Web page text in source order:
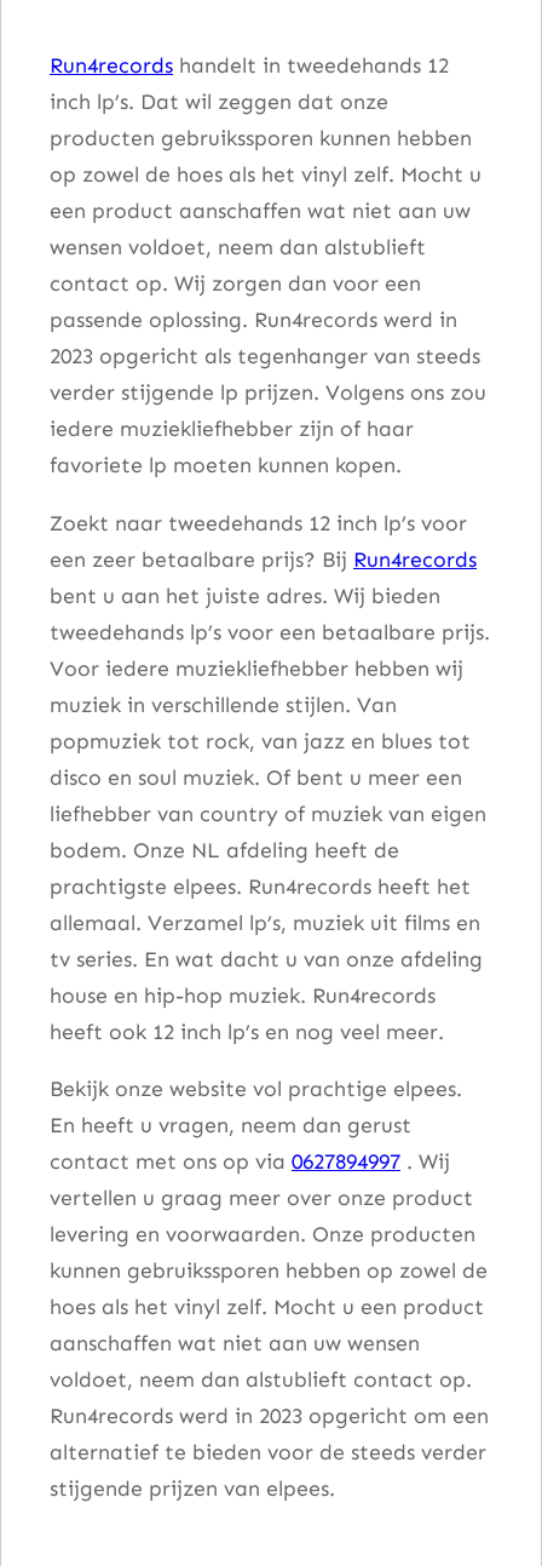
Run4records handelt in tweedehands 12
inch lp’s. Dat wil zeggen dat onze
producten gebruikssporen kunnen hebben
op zowel de hoes als het vinyl zelf. Mocht u
een product aanschaffen wat niet aan uw
wensen voldoet, neem dan alstublieft
contact op. Wij zorgen dan voor een
passende oplossing. Run4records werd in
2023 opgericht als tegenhanger van steeds
verder stijgende lp prijzen. Volgens ons zou
iedere muziekliefhebber zijn of haar
favoriete lp moeten kunnen kopen.
Zoekt naar tweedehands 12 inch lp’s voor
een zeer betaalbare prijs? Bij Run4records
bent u aan het juiste adres. Wij bieden
tweedehands lp’s voor een betaalbare prijs.
Voor iedere muziekliefhebber hebben wij
muziek in verschillende stijlen. Van
popmuziek tot rock, van jazz en blues tot
disco en soul muziek. Of bent u meer een
liefhebber van country of muziek van eigen
bodem. Onze NL afdeling heeft de
prachtigste elpees. Run4records heeft het
allemaal. Verzamel lp’s, muziek uit films en
tv series. En wat dacht u van onze afdeling
house en hip-hop muziek. Run4records
heeft ook 12 inch lp’s en nog veel meer.
Bekijk onze website vol prachtige elpees.
En heeft u vragen, neem dan gerust
contact met ons op via 0627894997 . Wij
vertellen u graag meer over onze product
levering en voorwaarden. Onze producten
kunnen gebruikssporen hebben op zowel de
hoes als het vinyl zelf. Mocht u een product
aanschaffen wat niet aan uw wensen
voldoet, neem dan alstublieft contact op.
Run4records werd in 2023 opgericht om een
alternatief te bieden voor de steeds verder
stijgende prijzen van elpees.